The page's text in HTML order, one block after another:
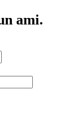
ami.